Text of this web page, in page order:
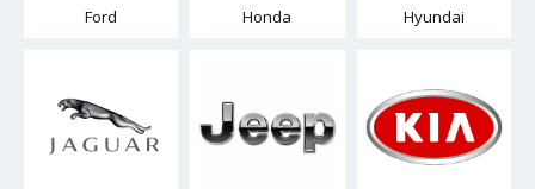
Ford Honda Hyundai